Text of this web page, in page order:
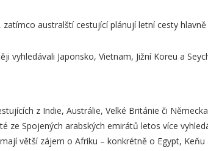
australští cestující plánují letní cesty hlavně
vyhledávali Japonsko, Vietnam, Jižní Koreu a
z Indie, Austrálie, Velké Británie či
ze Spojených arabských emirátů letos více
větší zájem o Afriku – konkrétně o Egypt, Keňu